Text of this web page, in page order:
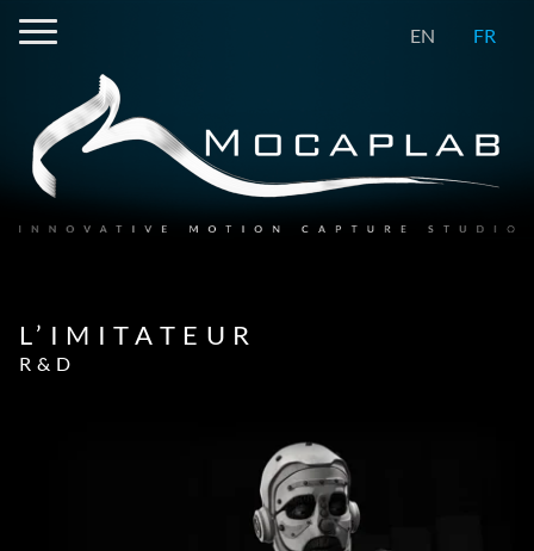
EN FR
L’IMITATEUR
R&D